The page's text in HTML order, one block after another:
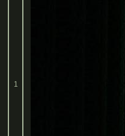
1